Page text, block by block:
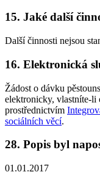
15. Jaké další
Další činnosti nejsou
16. Elektronická
Žádost o dávku
elektronicky, vlastníte-li
prostřednictvím
sociálních věcí.
28. Popis byl
01.01.2017